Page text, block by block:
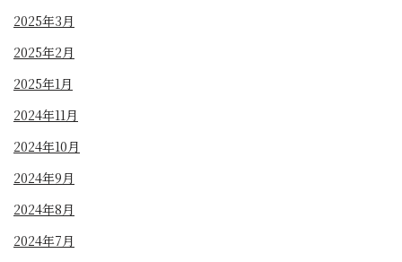
2025年3月
2025年2月
2025年1月
2024年11月
2024年10月
2024年9月
2024年8月
2024年7月